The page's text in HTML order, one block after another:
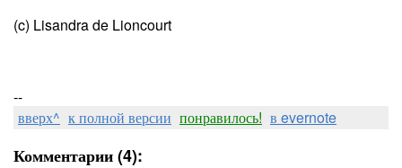
(c) Lisandra de Lioncourt
--
вверх^ к полной версии понравилось! в evernote
Комментарии (4):